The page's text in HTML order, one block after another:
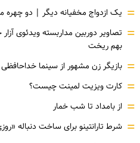
= یک ازدواج مخفیانه دیگر | دو چهره
= تصاویر دوربین مداربسته ویدئوی
بهم ریخت
= بازیگر زن مشهور از سینما
= کارت ویزیت لمینت چیست؟
= از بامداد تا شب خمار
= شرط تارانتینو برای ساخت دنباله